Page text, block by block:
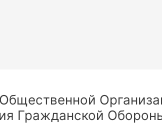
Гражданской